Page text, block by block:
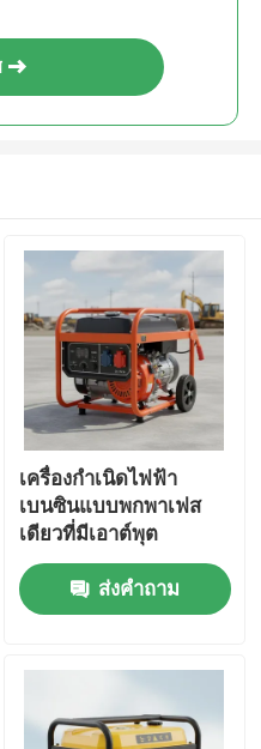
เครื่องกำเนิดไฟฟ้า
เบนซินแบบพกพาเฟส
เดียวที่มีเอาต์พุต
DC12V5A เหมาะสำหรับ
สถานที่ทำงานกลางแจ้ง
และการสำรองไฟฉุกเฉิน
ส่งคำถาม